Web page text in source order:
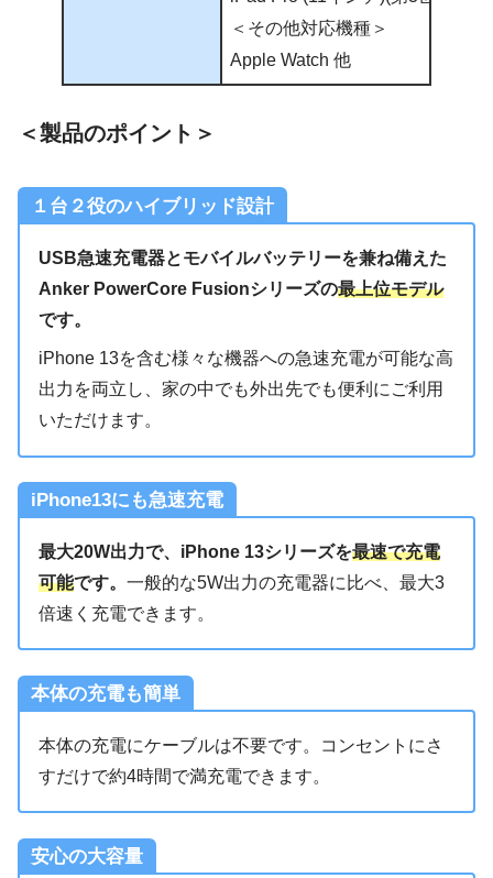
＜その他対応機種＞
Apple Watch 他
＜製品のポイント＞
１台２役のハイブリッド設計
USB急速充電器とモバイルバッテリーを兼ね備えた
Anker PowerCore Fusionシリーズの最上位モデル
です。
iPhone 13を含む様々な機器への急速充電が可能な⾼
出⼒を両⽴し、家の中でも外出先でも便利にご利用
いただけます。
iPhone13にも急速充電
最大20W出力で、iPhone 13シリーズを最速で充電
可能です。一般的な5W出力の充電器に比べ、最大3
倍速く充電できます。
本体の充電も簡単
本体の充電にケーブルは不要です。コンセントにさ
すだけで約4時間で満充電できます。
安心の大容量